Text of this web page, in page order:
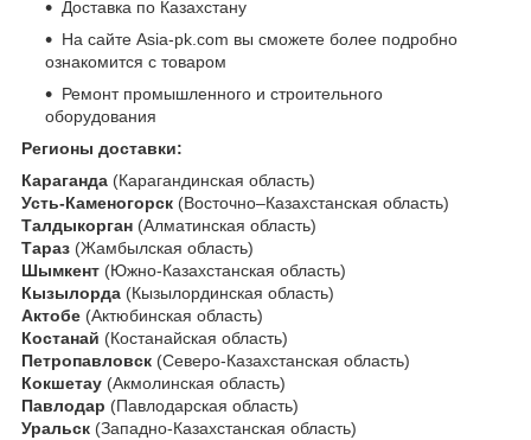
Доставка по Казахстану
На сайте Asia-pk.com вы сможете более подробно
ознакомится с товаром
Ремонт промышленного и строительного
оборудования
Регионы доставки:
Караганда (Карагандинская область)
Усть-Каменогорск (Восточно–Казахстанская область)
Талдыкорган (Алматинская область)
Тараз (Жамбылская область)
Шымкент (Южно-Казахстанская область)
Кызылорда (Кызылординская область)
Актобе (Актюбинская область)
Костанай (Костанайская область)
Петропавловск (Северо-Казахстанская область)
Кокшетау (Акмолинская область)
Павлодар (Павлодарская область)
Уральск (Западно-Казахстанская область)